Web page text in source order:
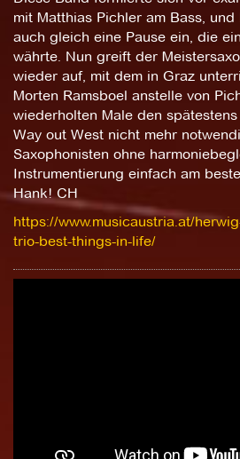
mit Matthias Pichler am Bass,
auch gleich eine Pause ein, die
währte. Nun greift der
wieder auf, mit dem in Graz
Morten Ramsboel anstelle von
wiederholten Male den spätestens
Way out West nicht mehr
Saxophonisten ohne
Instrumentierung einfach am
Hank! CH
https://www.musicaustria.at/
trio-best-things-in-life/